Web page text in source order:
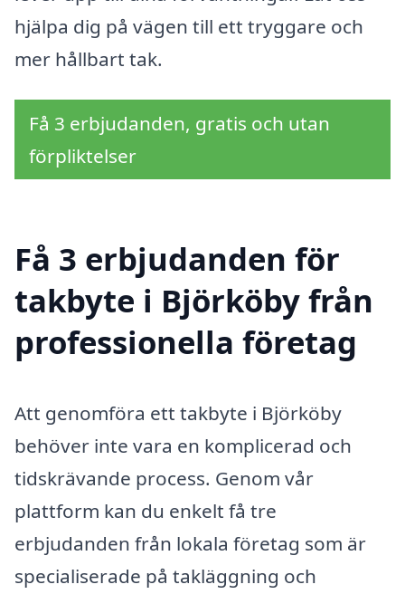
hjälpa dig på vägen till ett tryggare och
mer hållbart tak.
Få 3 erbjudanden, gratis och utan
förpliktelser
Få 3 erbjudanden för
takbyte i Björköby från
professionella företag
Att genomföra ett takbyte i Björköby
behöver inte vara en komplicerad och
tidskrävande process. Genom vår
plattform kan du enkelt få tre
erbjudanden från lokala företag som är
specialiserade på takläggning och